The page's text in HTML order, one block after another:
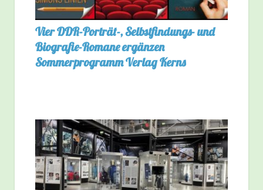
Vier DDR-Porträt-, Selbstfindungs- und
Biografie-Romane ergänzen
Sommerprogramm Verlag Kerns